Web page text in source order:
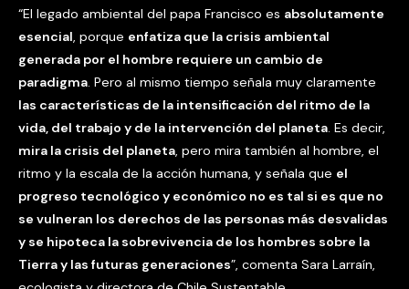
“El legado ambiental del papa Francisco es absolutamente
esencial, porque enfatiza que la crisis ambiental
generada por el hombre requiere un cambio de
paradigma. Pero al mismo tiempo señala muy claramente
las características de la intensificación del ritmo de la
vida, del trabajo y de la intervención del planeta. Es decir,
mira la crisis del planeta, pero mira también al hombre, el
ritmo y la escala de la acción humana, y señala que el
progreso tecnológico y económico no es tal si es que no
se vulneran los derechos de las personas más desvalidas
y se hipoteca la sobrevivencia de los hombres sobre la
Tierra y las futuras generaciones”, comenta Sara Larraín,